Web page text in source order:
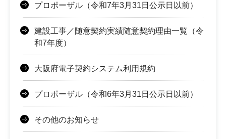
プロポーザル（令和7年3月31日公示日以前）
建設工事／随意契約実績随意契約理由一覧（令
和7年度）
大阪府電子契約システム利用規約
プロポーザル（令和6年3月31日公示日以前）
その他のお知らせ